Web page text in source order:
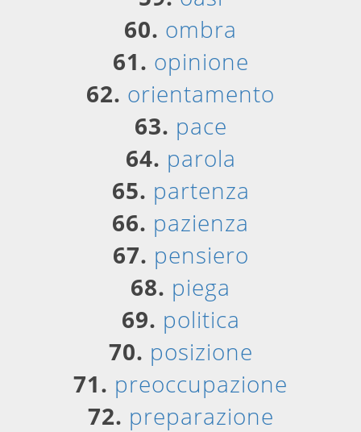
60. ombra
61. opinione
62. orientamento
63. pace
64. parola
65. partenza
66. pazienza
67. pensiero
68. piega
69. politica
70. posizione
71. preoccupazione
72. preparazione